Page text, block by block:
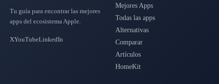
Tu guía para encontrar las mejores
apps del ecosistema Apple.
XYouTubeLinkedIn
Mejores Apps
Todas las apps
Alternativas
Comparar
Artículos
HomeKit